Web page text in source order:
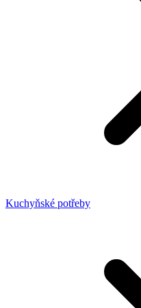
Kuchyňské potřeby